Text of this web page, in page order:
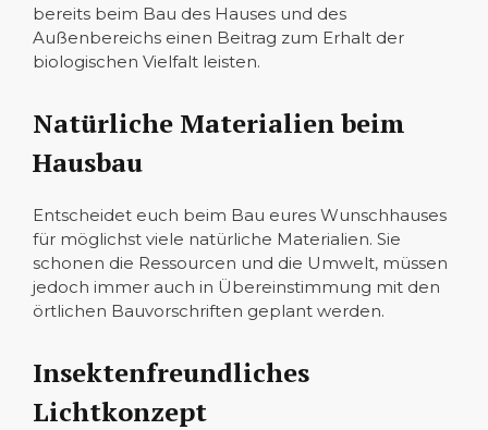
bereits beim Bau des Hauses und des
Außenbereichs einen Beitrag zum Erhalt der
biologischen Vielfalt leisten.
Natürliche Materialien beim
Hausbau
Entscheidet euch beim Bau eures Wunschhauses
für möglichst viele natürliche Materialien. Sie
schonen die Ressourcen und die Umwelt, müssen
jedoch immer auch in Übereinstimmung mit den
örtlichen Bauvorschriften geplant werden.
Insektenfreundliches
Lichtkonzept